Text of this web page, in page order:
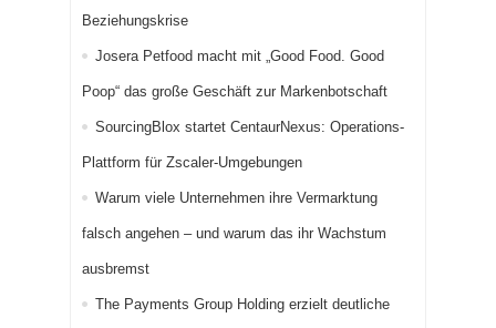
Beziehungskrise
Josera Petfood macht mit „Good Food. Good
Poop“ das große Geschäft zur Markenbotschaft
SourcingBlox startet CentaurNexus: Operations-
Plattform für Zscaler-Umgebungen
Warum viele Unternehmen ihre Vermarktung
falsch angehen – und warum das ihr Wachstum
ausbremst
The Payments Group Holding erzielt deutliche